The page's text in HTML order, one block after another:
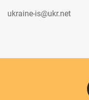
ukraine-is@ukr.net